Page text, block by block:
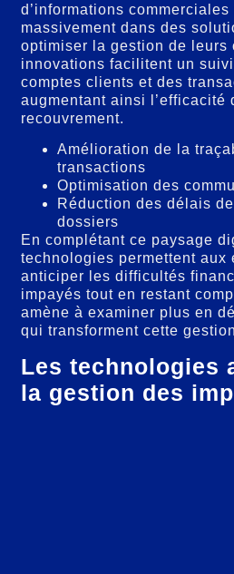
d’informations
massivement dans des
optimiser la gestion de leurs
innovations facilitent un
comptes clients et des
augmentant ainsi l’efficacité
recouvrement.
Amélioration de la
transactions
Optimisation des
Réduction des délais
dossiers
En complétant ce paysage
technologies permettent aux
anticiper les difficultés
impayés tout en restant
amène à examiner plus en
qui transforment cette
Les technologies
la gestion des